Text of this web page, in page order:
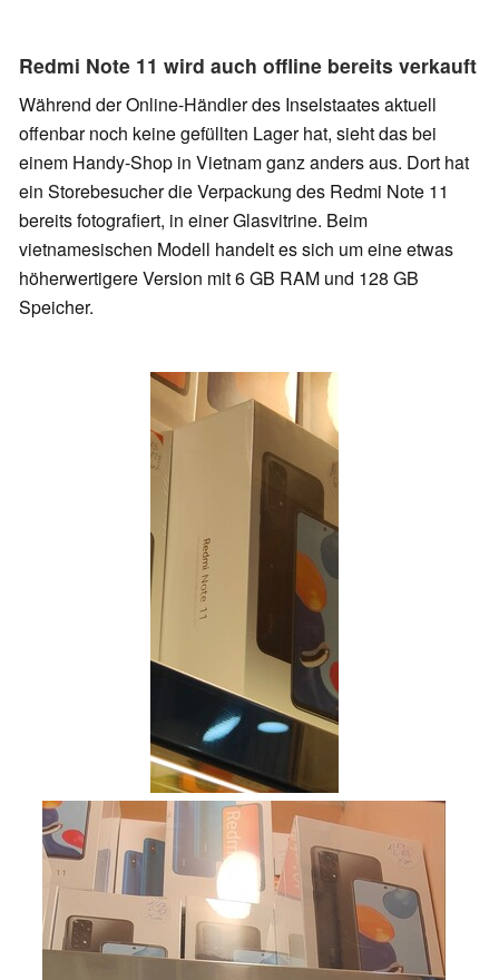
Redmi Note 11 wird auch offline bereits verkauft
Während der Online-Händler des Inselstaates aktuell
offenbar noch keine gefüllten Lager hat, sieht das bei
einem Handy-Shop in Vietnam ganz anders aus. Dort hat
ein Storebesucher die Verpackung des Redmi Note 11
bereits fotografiert, in einer Glasvitrine. Beim
vietnamesischen Modell handelt es sich um eine etwas
höherwertigere Version mit 6 GB RAM und 128 GB
Speicher.